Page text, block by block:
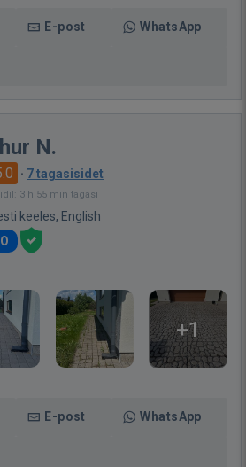
E-post WhatsApp
N.
· 7 tagasisidet
3 h 55 min tagasi
keeles, English
+1
E-post WhatsApp